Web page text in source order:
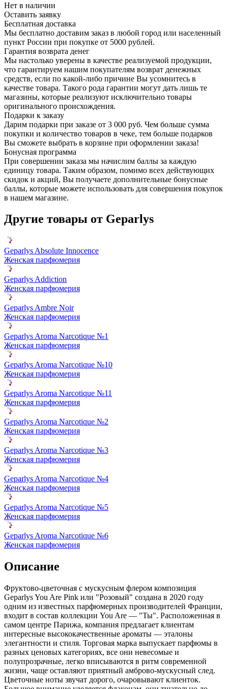
Нет в наличии
Оставить заявку
Бесплатная доставка
Мы бесплатно доставим заказ в любой город или населенный
пункт России при покупке от 5000 рублей.
Гарантия возврата денег
Мы настолько уверены в качестве реализуемой продукции,
что гарантируем нашим покупателям возврат денежных
средств, если по какой-либо причине Вы усомнитесь в
качестве товара. Такого рода гарантии могут дать лишь те
магазины, которые реализуют исключительно товары
оригинального происхождения.
Подарки к заказу
Дарим подарки при заказе от 3 000 руб. Чем больше сумма
покупки и количество товаров в чеке, тем больше подарков
Вы сможете выбрать в корзине при оформлении заказа!
Бонусная программа
При совершении заказа мы начислим баллы за каждую
единицу товара. Таким образом, помимо всех действующих
скидок и акций, Вы получаете дополнительные бонусные
баллы, которые можете использовать для совершения покупок
в нашем магазине.
Другие товары от Geparlys
Geparlys Absolute Innocence
Женская парфюмерия
Geparlys Addiction
Женская парфюмерия
Geparlys Ambre Noir
Женская парфюмерия
Geparlys Aroma Narcotique №1
Женская парфюмерия
Geparlys Aroma Narcotique №10
Женская парфюмерия
Geparlys Aroma Narcotique №11
Женская парфюмерия
Geparlys Aroma Narcotique №2
Женская парфюмерия
Geparlys Aroma Narcotique №3
Женская парфюмерия
Geparlys Aroma Narcotique №4
Женская парфюмерия
Geparlys Aroma Narcotique №5
Женская парфюмерия
Geparlys Aroma Narcotique №6
Женская парфюмерия
Описание
Фруктово-цветочная с мускусным флером композиция
Geparlys You Are Pink или "Розовый" создана в 2020 году
одним из известных парфюмерных производителей Франции,
входит в состав коллекции You Are — "Ты". Расположенная в
самом центре Парижа, компания предлагает клиентам
интересные высококачественные ароматы — эталоны
элегантности и стиля. Торговая марка выпускает парфюмы в
разных ценовых категориях, все они невесомые и
полупрозрачные, легко вписываются в ритм современной
жизни, чаще оставляют приятный амброво-мускусный след.
Цветочные ноты звучат дорого, очаровывают клиенток.